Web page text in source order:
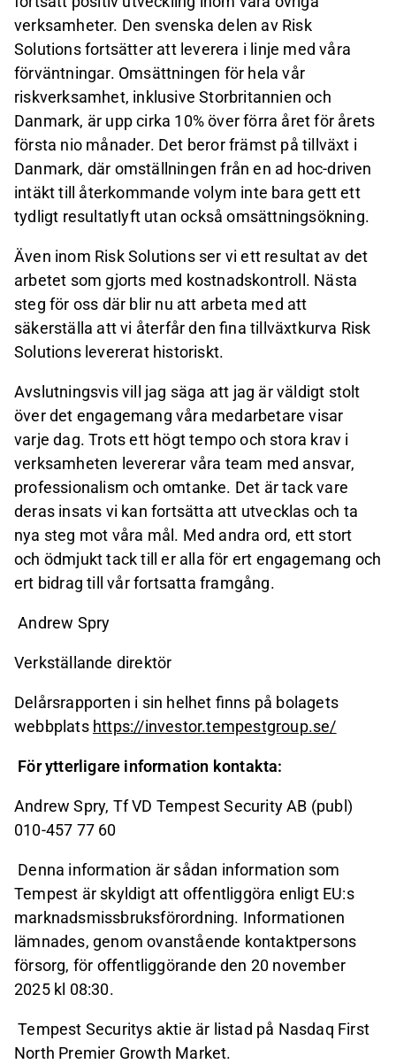
verksamheter. Den svenska delen av Risk
Solutions fortsätter att leverera i linje med våra
förväntningar. Omsättningen för hela vår
riskverksamhet, inklusive Storbritannien och
Danmark, är upp cirka 10% över förra året för årets
första nio månader. Det beror främst på tillväxt i
Danmark, där omställningen från en ad hoc-driven
intäkt till återkommande volym inte bara gett ett
tydligt resultatlyft utan också omsättningsökning.
Även inom Risk Solutions ser vi ett resultat av det
arbetet som gjorts med kostnadskontroll. Nästa
steg för oss där blir nu att arbeta med att
säkerställa att vi återfår den fina tillväxtkurva Risk
Solutions levererat historiskt.
Avslutningsvis vill jag säga att jag är väldigt stolt
över det engagemang våra medarbetare visar
varje dag. Trots ett högt tempo och stora krav i
verksamheten levererar våra team med ansvar,
professionalism och omtanke. Det är tack vare
deras insats vi kan fortsätta att utvecklas och ta
nya steg mot våra mål. Med andra ord, ett stort
och ödmjukt tack till er alla för ert engagemang och
ert bidrag till vår fortsatta framgång.
Andrew Spry
Verkställande direktör
Delårsrapporten i sin helhet finns på bolagets
webbplats https://investor.tempestgroup.se/
För ytterligare information kontakta:
Andrew Spry, Tf VD Tempest Security AB (publ)
010-457 77 60
Denna information är sådan information som
Tempest är skyldigt att offentliggöra enligt EU:s
marknadsmissbruksförordning. Informationen
lämnades, genom ovanstående kontaktpersons
försorg, för offentliggörande den 20 november
2025 kl 08:30.
Tempest Securitys aktie är listad på Nasdaq First
North Premier Growth Market.